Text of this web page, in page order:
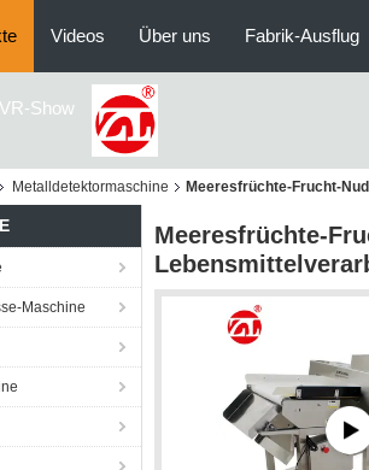
Videos Über uns Fabrik-Ausflug
VR-Show
Metalldetektormaschine Meeresfrüchte-Frucht-
Maschine
Meeresfrüchte-